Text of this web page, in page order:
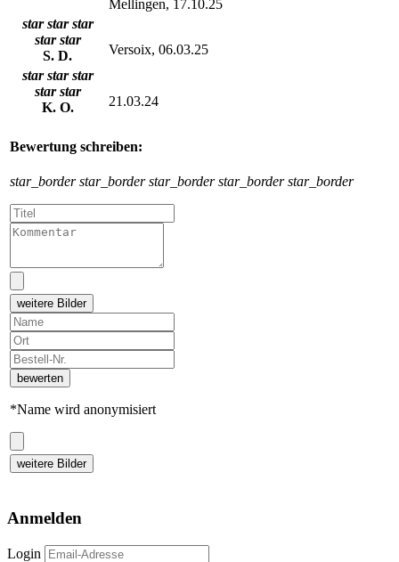
Mellingen, 17.10.25
star star star
star star
S. D.
Versoix, 06.03.25
star star star
star star
K. O.
21.03.24
Bewertung schreiben:
star_border star_border star_border star_border star_border
weitere Bilder
bewerten
*Name wird anonymisiert
weitere Bilder
Anmelden
Login